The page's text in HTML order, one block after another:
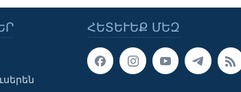
ՀԵՏԵՒԵՔ ՄԵԶ